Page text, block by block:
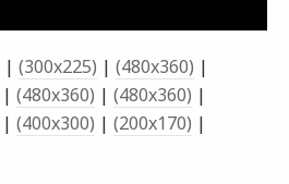
| (300x225) | (480x360) |
| (480x360) | (480x360) |
| (400x300) | (200x170) |